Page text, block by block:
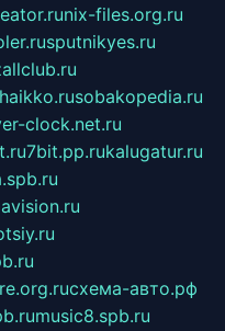
nix-files.org.ru
sputnikyes.ru
haikko.rusobakopedia.ru
clock.net.ru
7bit.pp.rukalugatur.ru
схема-авто.рф
music8.spb.ru